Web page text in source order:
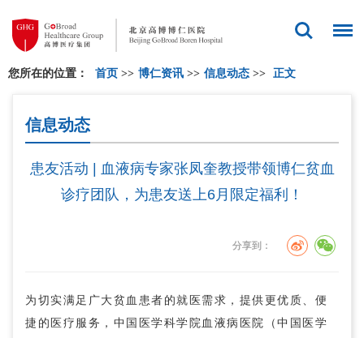
您所在的位置： 首页 >> 博仁资讯 >> 信息动态 >> 正文
信息动态
患友活动 | 血液病专家张凤奎教授带领博仁贫血
诊疗团队，为患友送上6月限定福利！
分享到：
为切实满足广大贫血患者的就医需求，提供更优质、便
捷的医疗服务，中国医学科学院血液病医院（中国医学